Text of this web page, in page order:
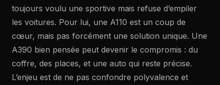
toujours voulu une sportive mais refuse d’empiler
les voitures. Pour lui, une A110 est un coup de
cœur, mais pas forcément une solution unique. Une
A390 bien pensée peut devenir le compromis : du
coffre, des places, et une auto qui reste précise.
L’enjeu est de ne pas confondre polyvalence et